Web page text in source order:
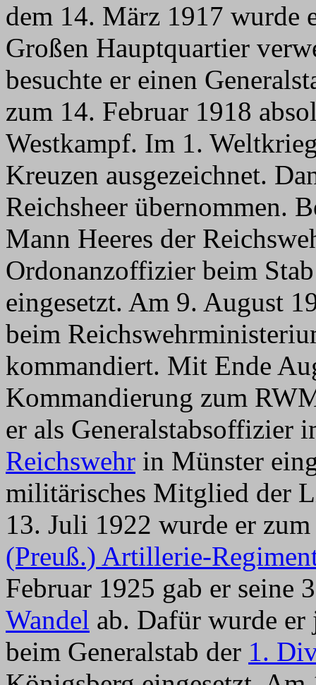
dem 14. März 1917 wurde
Großen Hauptquartier
besuchte er einen
zum 14. Februar 1918
Westkampf. Im 1.
Kreuzen ausgezeichnet.
Reichsheer übernommen.
Mann Heeres der
Ordonanzoffizier beim
eingesetzt. Am 9. August
beim
kommandiert. Mit Ende
Kommandierung zum
er als Generalstabsoffizier
Reichswehr in Münster
militärisches Mitglied der
13. Juli 1922 wurde er
(Preuß.) Artillerie-
Februar 1925 gab er seine
Wandel ab. Dafür wurde er
beim Generalstab der 1.